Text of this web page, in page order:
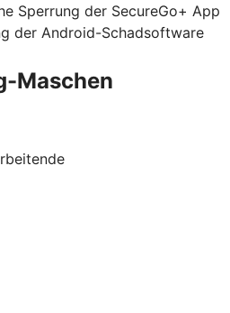
Sperrung der SecureGo+ App
der Android-Schadsoftware
Maschen